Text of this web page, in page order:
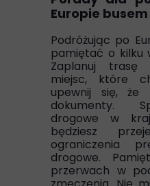
Europie busem
Podróżując po
pamiętać o kilku
Zaplanuj trasę
miejsc, które
upewnij się, że
dokumenty.
drogowe w
będziesz
ograniczenia
drogowe.
przerwach w